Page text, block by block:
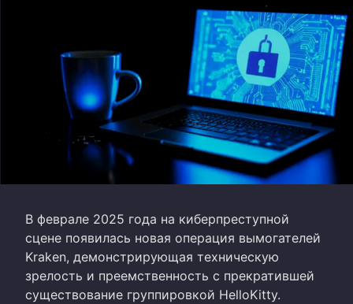
В феврале 2025 года на киберпреступной
сцене появилась новая операция вымогателей
Kraken, демонстрирующая техническую
зрелость и преемственность с прекратившей
существование группировкой HelloKitty.